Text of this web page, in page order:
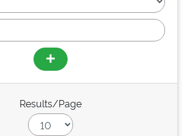
Results/Page